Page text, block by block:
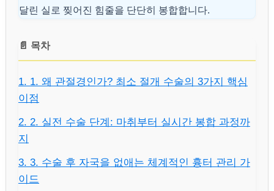
달린 실로 찢어진 힘줄을 단단히 봉합합니다.
📄 목차
1. 1. 왜 관절경인가? 최소 절개 수술의 3가지 핵심
이점
2. 2. 실전 수술 단계: 마취부터 실시간 봉합 과정까
지
3. 3. 수술 후 자국을 없애는 체계적인 흉터 관리 가
이드